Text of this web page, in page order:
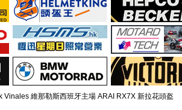
Vinales 維那勒斯西班牙主場 ARAI RX7X 新拉花頭盔